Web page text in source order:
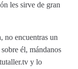
les sirve de gran
no encuentras un
él, mándanos
y lo